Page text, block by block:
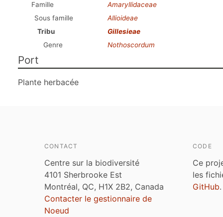
Famille
Amaryllidaceae
Sous famille
Allioideae
Tribu
Gillesieae
Genre
Nothoscordum
Port
Plante herbacée
CONTACT
Centre sur la biodiversité
4101 Sherbrooke Est
Montréal, QC, H1X 2B2, Canada
Contacter le gestionnaire de
Noeud
CODE
Ce
les
GitHub.